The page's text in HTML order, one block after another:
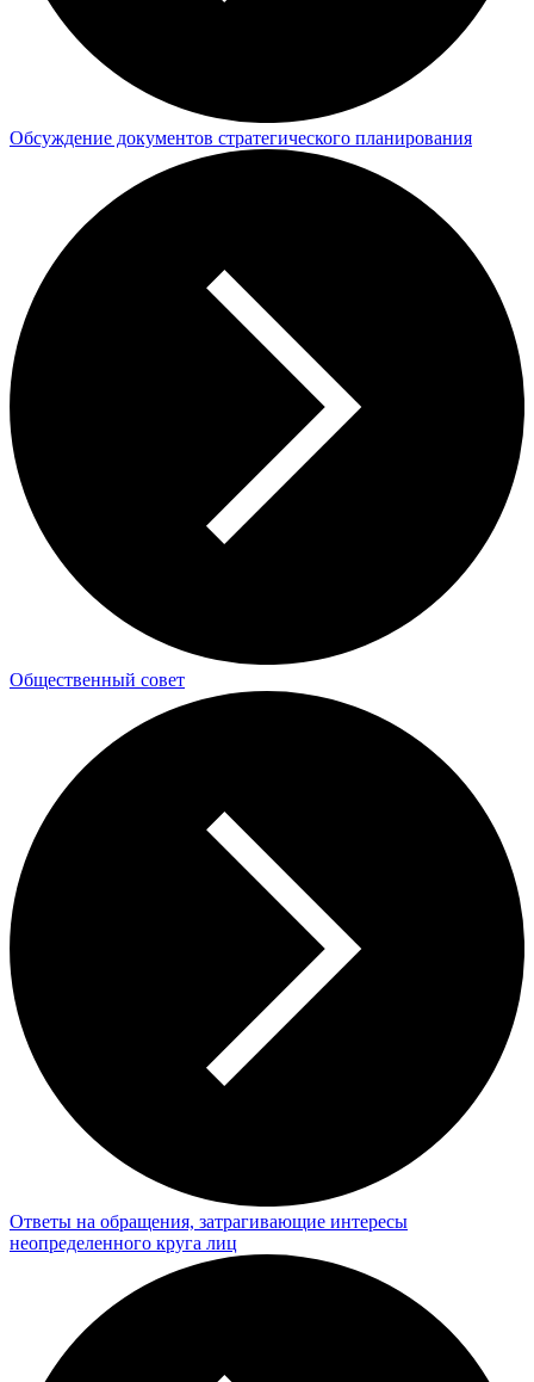
Обсуждение документов стратегического планирования
Общественный совет
Ответы на обращения, затрагивающие интересы
неопределенного круга лиц